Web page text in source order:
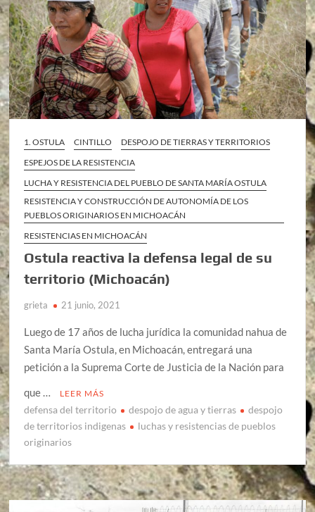
1. OSTULA CINTILLO
DESPOJO DE TIERRAS Y TERRITORIOS
ESPEJOS DE LA RESISTENCIA
LUCHA Y RESISTENCIA DEL PUEBLO DE SANTA MARÍA OSTULA
RESISTENCIA Y CONSTRUCCIÓN DE AUTONOMÍA DE LOS
PUEBLOS ORIGINARIOS EN MICHOACÁN
RESISTENCIAS EN MICHOACÁN
Ostula reactiva la defensa legal de su
territorio (Michoacán)
grieta 21 junio, 2021
Luego de 17 años de lucha jurídica la comunidad nahua de
Santa María Ostula, en Michoacán, entregará una
petición a la Suprema Corte de Justicia de la Nación para
que …
LEER MÁS
defensa del territorio despojo de agua y tierras
despojo
de territorios indigenas
luchas y resistencias de pueblos
originarios